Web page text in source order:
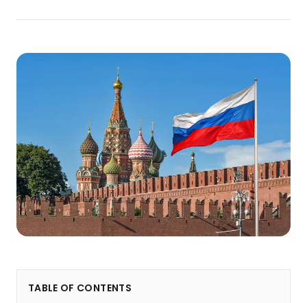
TABLE OF CONTENTS